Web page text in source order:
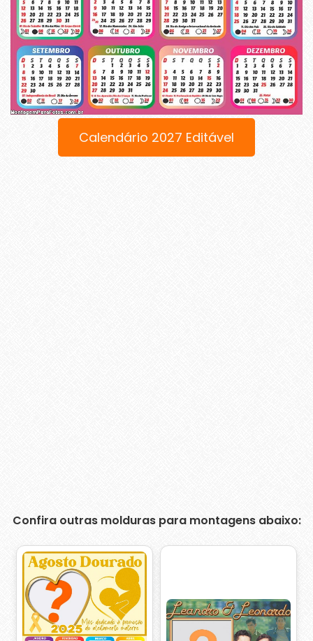
Calendário 2027 Editável
Confira outras molduras para montagens abaixo: